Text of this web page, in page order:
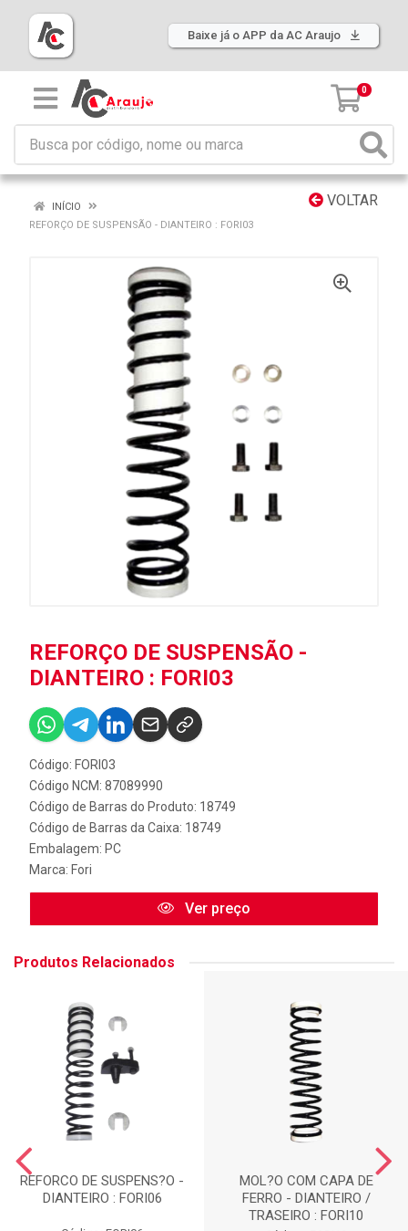
Baixe já o APP da AC Araujo
0
VOLTAR
INÍCIO
REFORÇO DE SUSPENSÃO - DIANTEIRO : FORI03
REFORÇO DE SUSPENSÃO -
DIANTEIRO : FORI03
Código: FORI03
Código NCM: 87089990
Código de Barras do Produto: 18749
Código de Barras da Caixa: 18749
Embalagem: PC
Marca: Fori
Ver preço
Produtos Relacionados
REFORCO DE SUSPENS?O -
DIANTEIRO : FORI06
MOL?O COM CAPA DE
FERRO - DIANTEIRO /
TRASEIRO : FORI10